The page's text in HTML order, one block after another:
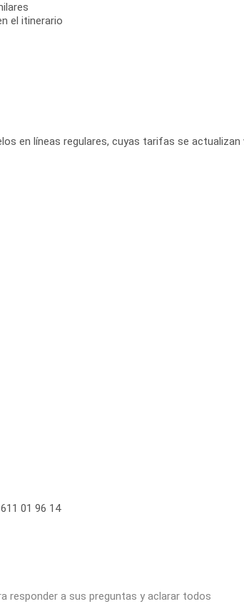
el itinerario
en líneas regulares, cuyas tarifas se
01 96 14
responder a sus preguntas y aclarar todos